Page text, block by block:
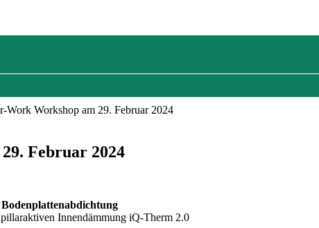
Work Workshop am 29. Februar 2024
Februar 2024
Innendämmung iQ-Therm 2.0